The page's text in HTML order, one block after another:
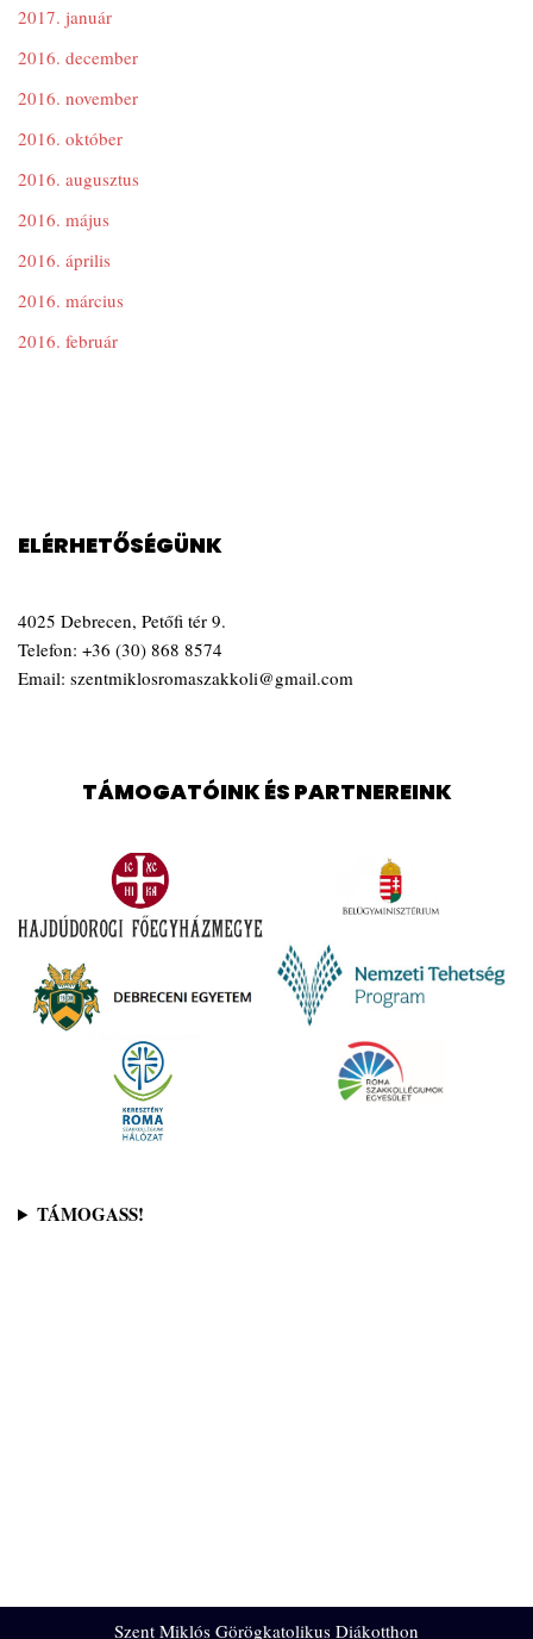
2017. január
2016. december
2016. november
2016. október
2016. augusztus
2016. május
2016. április
2016. március
2016. február
ELÉRHETŐSÉGÜNK
4025 Debrecen, Petőfi tér 9.
Telefon: +36 (30) 868 8574
Email: szentmiklosromaszakkoli@gmail.com
TÁMOGATÓINK ÉS PARTNEREINK
TÁMOGASS!
Szent Miklós Görögkatolikus Diákotthon